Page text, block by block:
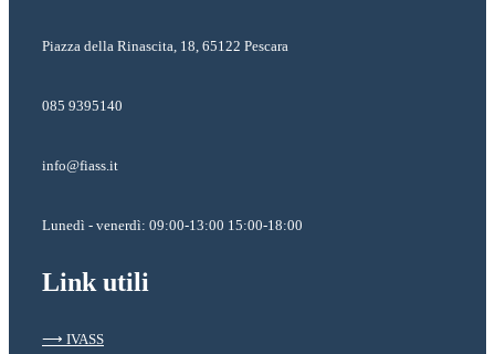
Piazza della Rinascita, 18, 65122 Pescara
085 9395140
info@fiass.it
Lunedì - venerdì: 09:00-13:00 15:00-18:00
Link utili
⟶ IVASS